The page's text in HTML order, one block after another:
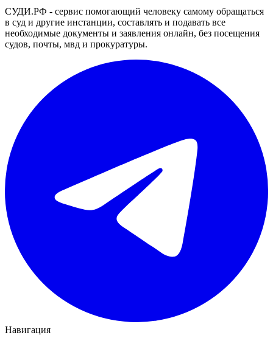
СУДИ.РФ - сервис помогающий человеку самому обращаться
в суд и другие инстанции, составлять и подавать все
необходимые документы и заявления онлайн, без посещения
судов, почты, мвд и прокуратуры.
Навигация